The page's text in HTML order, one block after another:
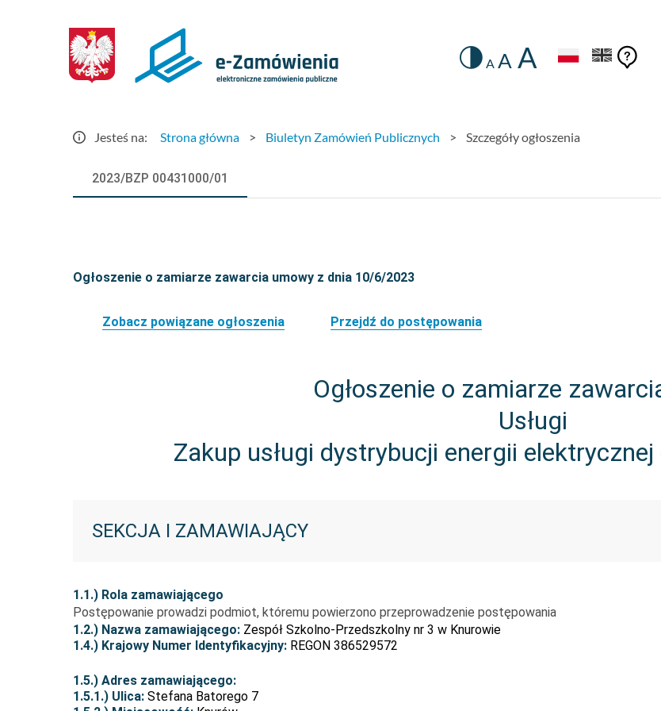
Szczegóły
ogłoszenia
Zamówienia.gov.pl
Ustawienia
Zmiana
kontrastową
A A A
Pomoc
Jesteś na: Strona główna > Biuletyn Zamówień Publicznych > Szczegóły ogłoszenia
2023/BZP 00431000/01
Ogłoszenie o zamiarze zawarcia umowy z dnia 10/6/2023
Zobacz powiązane ogłoszenia Przejdź do postępowania
Ogłoszenie o zamiarze
Usługi
Zakup usługi dystrybucji energii
SEKCJA I ZAMAWIAJĄCY
1.1.) Rola zamawiającego
Postępowanie prowadzi podmiot, któremu powierzono przeprowadzenie postępowania
1.2.) Nazwa zamawiającego: Zespół Szkolno-Przedszkolny nr 3 w Knurowie
1.4.) Krajowy Numer Identyfikacyjny: REGON 386529572
1.5.) Adres zamawiającego:
1.5.1.) Ulica: Stefana Batorego 7